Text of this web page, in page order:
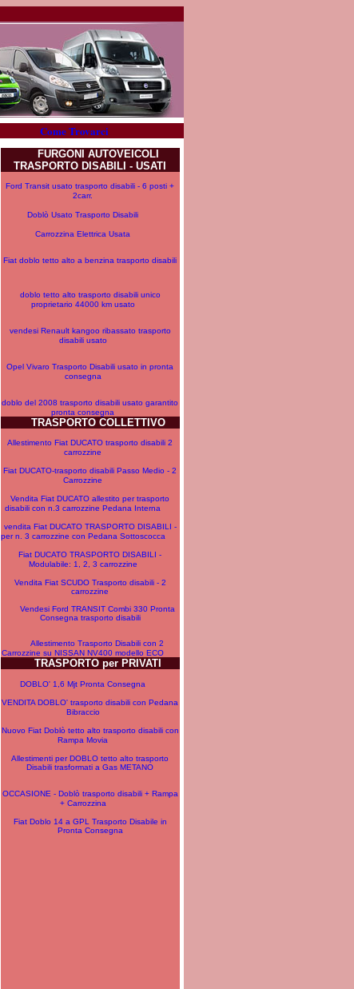
Come Trovarci
FURGONI AUTOVEICOLI
TRASPORTO DISABILI - USATI
Ford Transit usato trasporto disabili - 6 posti +
2carr.
Doblò Usato Trasporto Disabili
Carrozzina Elettrica Usata
Fiat doblo tetto alto a benzina trasporto disabili
doblo tetto alto trasporto disabili unico
proprietario 44000 km usato
vendesi Renault kangoo ribassato trasporto
disabili usato
Opel Vivaro Trasporto Disabili usato in pronta
consegna
doblo del 2008 trasporto disabili usato garantito
pronta consegna
TRASPORTO COLLETTIVO
Allestimento Fiat DUCATO trasporto disabili 2
carrozzine
Fiat DUCATO-trasporto disabili Passo Medio - 2
Carrozzine
Vendita Fiat DUCATO allestito per trasporto
disabili con n.3 carrozzine Pedana Interna
vendita Fiat DUCATO TRASPORTO DISABILI -
per n. 3 carrozzine con Pedana Sottoscocca
Fiat DUCATO TRASPORTO DISABILI -
Modulabile: 1, 2, 3 carrozzine
Vendita Fiat SCUDO Trasporto disabili - 2
carrozzine
Vendesi Ford TRANSIT Combi 330 Pronta
Consegna trasporto disabili
Allestimento Trasporto Disabili con 2
Carrozzine su NISSAN NV400 modello ECO
TRASPORTO per PRIVATI
DOBLO' 1,6 Mjt Pronta Consegna
VENDITA DOBLO' trasporto disabili con Pedana
Bibraccio
Nuovo Fiat Doblò tetto alto trasporto disabili con
Rampa Movia
Allestimenti per DOBLO tetto alto trasporto
Disabili trasformati a Gas METANO
OCCASIONE - Doblò trasporto disabili + Rampa
+ Carrozzina
Fiat Doblo 14 a GPL Trasporto Disabile in
Pronta Consegna